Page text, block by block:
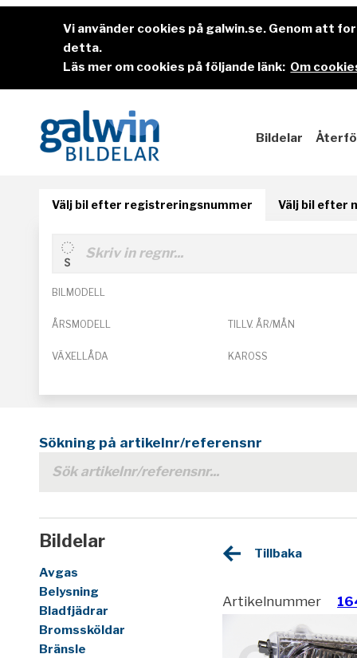
Vi använder cookies på galwin.se. Genom att
detta.
Läs mer om cookies på följande länk: Om
Bildelar
Välj bil efter registreringsnummer Välj bil efter
BILMODELL
ÅRSMODELL TILLV. ÅR/MÅN
VÄXELLÅDA KAROSS
Sökning på artikelnr/referensnr
Bildelar
Avgas
Belysning
Bladfjädrar
Bromssköldar
Bränsle
Tillbaka
Artikelnummer